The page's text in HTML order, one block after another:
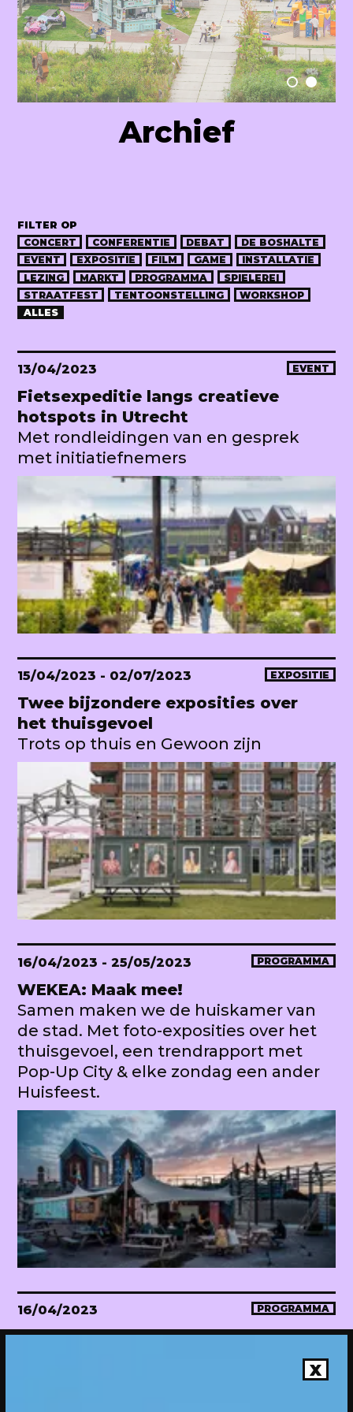
Raum Lab
Archief
FILTER OP
CONCERT
CONFERENTIE DEBAT
DE BOSHALTE
EVENT
EXPOSITIE FILM GAME
INSTALLATIE
LEZING
MARKT PROGRAMMA
SPIELEREI
STRAATFEST
TENTOONSTELLING
WORKSHOP
ALLES
13/04/2023 EVENT
Fietsexpeditie langs creatieve
hotspots in Utrecht
Met rondleidingen van en gesprek
met initiatiefnemers
15/04/2023 - 02/07/2023 EXPOSITIE
Twee bijzondere exposities over
het thuisgevoel
Trots op thuis en Gewoon zijn
16/04/2023 - 25/05/2023 PROGRAMMA
WEKEA: Maak mee!
Samen maken we de huiskamer van
de stad. Met foto-exposities over het
thuisgevoel, een trendrapport met
Pop-Up City & elke zondag een ander
Huisfeest.
16/04/2023 PROGRAMMA
WEKEA Opening: Maak mee!
Onthulling van de megahuiskamer
X